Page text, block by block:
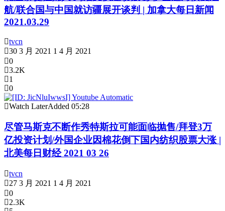
航/联合国与中国就访疆展开谈判 | 加拿大每日新闻
2021.03.29
tvcn
30 3 月 2021 1 4 月 2021
0
3.2K
1
0
Watch LaterAdded 05:28
尽管马斯克不断作秀特斯拉可能面临抛售/拜登3万
亿投资计划/外国企业因棉花倒下国内纺织股票大涨 |
北美每日财经 2021 03 26
tvcn
27 3 月 2021 1 4 月 2021
0
2.3K